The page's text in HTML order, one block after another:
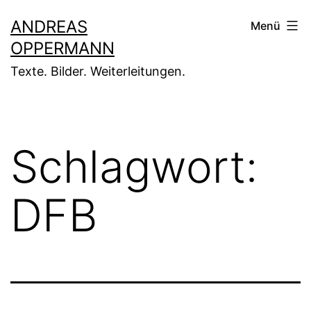
Inhalt
springen
ANDREAS
OPPERMANN
Texte. Bilder. Weiterleitungen.
Menü
Schlagwort:
DFB